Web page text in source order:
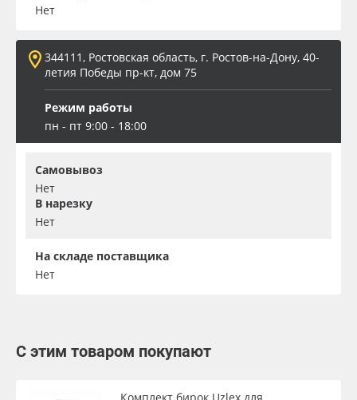
Нет
344111, Ростовская область, г. Ростов-на-Дону, 40-
летия Победы пр-кт, дом 75
Режим работы
пн - пт 9:00 - 18:00
Самовывоз
Нет
В нарезку
Нет
На складе поставщика
Нет
С этим товаром покупают